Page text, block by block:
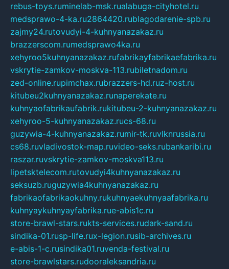
rebus-toys.ruminelab-msk.rualabuga-cityhotel.ru
medsprawo-4-ka.ru2864420.rublagodarenie-spb.ru
zajmy24.rutovudyi-4-kuhnyanazakaz.ru
brazzerscom.rumedsprawo4ka.ru
xehyroo5kuhnyanazakaz.rufabrikayfabrikaefabrika.ru
vskrytie-zamkov-moskva-113.rubiletnadom.ru
zed-online.rupimchax.rubrazzers-hd.ruz-host.ru
kitubeu2kuhnyanazakaz.runaperekate.ru
kuhnyaofabrikaufabrik.rukitubeu-2-kuhnyanazakaz.ru
xehyroo-5-kuhnyanazakaz.rucs-68.ru
guzywia-4-kuhnyanazakaz.rumir-tk.ruvlknrussia.ru
cs68.ruvladivostok-map.ruvideo-seks.rubankaribi.ru
raszar.ruvskrytie-zamkov-moskva113.ru
lipetsktelecom.rutovudyi4kuhnyanazakaz.ru
seksuzb.ruguzywia4kuhnyanazakaz.ru
fabrikaofabrikaokuhny.rukuhnyaekuhnyaafabrika.ru
kuhnyaykuhnyayfabrika.rue-abis1c.ru
store-brawl-stars.rukts-services.rudark-sand.ru
sindika-01.rusp-life.rux-legion.rusib-archives.ru
e-abis-1-c.rusindika01.ruvenda-festival.ru
store-brawlstars.rudooraleksandria.ru